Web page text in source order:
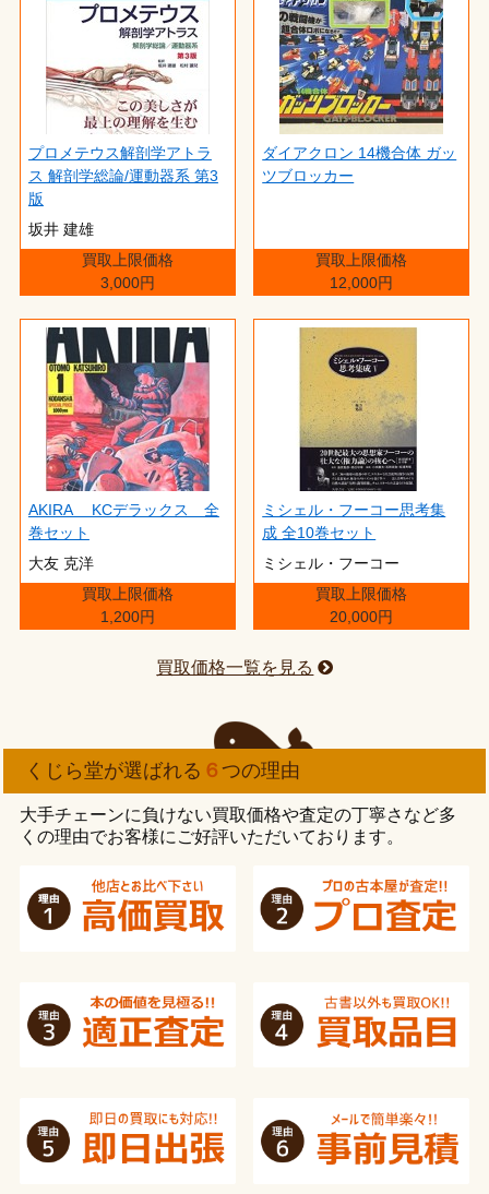
プロメテウス解剖学アトラ
ス 解剖学総論/運動器系 第3
版
坂井 建雄
買取上限価格
3,000円
ダイアクロン 14機合体 ガッ
ツブロッカー
買取上限価格
12,000円
AKIRA KCデラックス 全
巻セット
大友 克洋
買取上限価格
1,200円
ミシェル・フーコー思考集
成 全10巻セット
ミシェル・フーコー
買取上限価格
20,000円
買取価格一覧を見る
くじら堂が選ばれる ６つの理由
大手チェーンに負けない買取価格や査定の丁寧さなど多
くの理由でお客様にご好評いただいております。